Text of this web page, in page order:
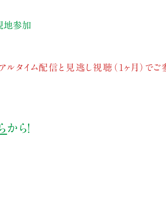
地参加
ルタイム配信と見逃し視聴（1ヶ月）で
から！